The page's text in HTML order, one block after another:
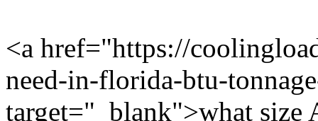
<a href="https://
need-in-florida-btu-
target="_blank">what size